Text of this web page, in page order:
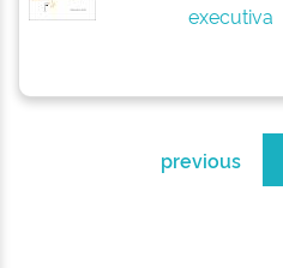
executiva
previous